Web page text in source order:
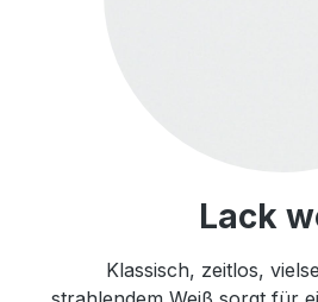
Lack
Klassisch, zeitlos,